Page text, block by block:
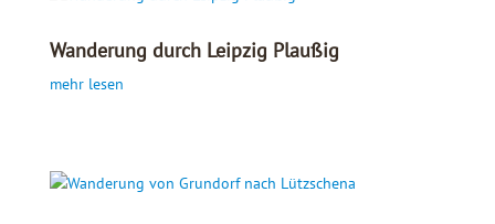
Wanderung durch Leipzig Plaußig
mehr lesen